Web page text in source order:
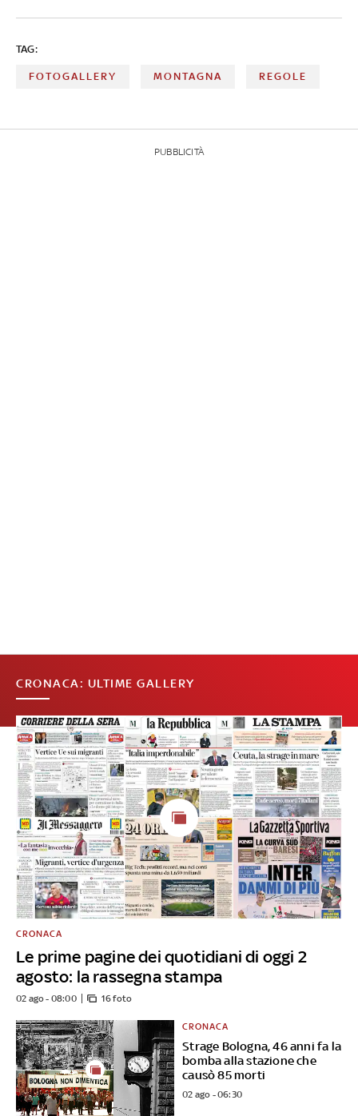
TAG:
FOTOGALLERY MONTAGNA REGOLE
PUBBLICITÀ
CRONACA: ULTIME GALLERY
Le prime pagine dei quotidiani di oggi 2
agosto: la rassegna stampa
CRONACA
02 ago - 08:00 16 foto
Strage Bologna, 46 anni fa la
bomba alla stazione che
causò 85 morti
CRONACA
02 ago - 06:30